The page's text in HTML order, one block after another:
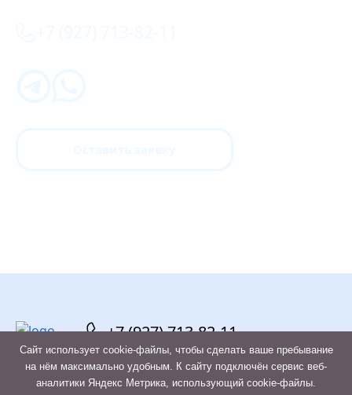
+7 (927) 713-82-11
Сайт использует cookie-файлы, чтобы сделать ваше пребывание
на нём максимально удобным. К cайту подключён сервис веб-
аналитики Яндекс Метрика, использующий cookie-файлы.